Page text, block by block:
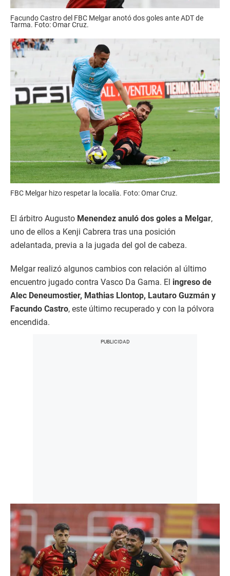
Facundo Castro del FBC Melgar anotó dos goles ante ADT de
Tarma. Foto: Omar Cruz.
FBC Melgar hizo respetar la localía. Foto: Omar Cruz.
El árbitro Augusto Menendez anuló dos goles a Melgar,
uno de ellos a Kenji Cabrera tras una posición
adelantada, previa a la jugada del gol de cabeza.
Melgar realizó algunos cambios con relación al último
encuentro jugado contra Vasco Da Gama. El ingreso de
Alec Deneumostier, Mathias Llontop, Lautaro Guzmán y
Facundo Castro, este último recuperado y con la pólvora
encendida.